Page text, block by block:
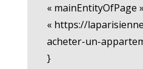
« mainEntityOfPage
« https://
acheter-un-
}